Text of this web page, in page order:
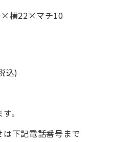
横22×マチ10
込)
。
下記電話番号まで